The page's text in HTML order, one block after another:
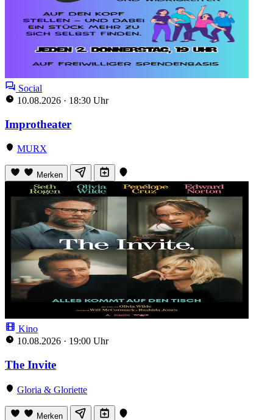
Social
10.08.2026 · 18:30 Uhr
Improtheater
MURX
Merken
Kino
10.08.2026 · 19:00 Uhr
The Invite
Gloria & Gloriette
Merken